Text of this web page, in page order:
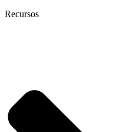
Recursos